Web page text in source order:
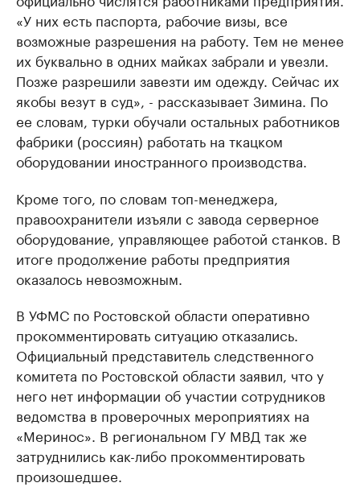
«У них есть паспорта, рабочие визы, все
возможные разрешения на работу. Тем не менее
их буквально в одних майках забрали и увезли.
Позже разрешили завезти им одежду. Сейчас их
якобы везут в суд», - рассказывает Зимина. По
ее словам, турки обучали остальных работников
фабрики (россиян) работать на ткацком
оборудовании иностранного производства.
Кроме того, по словам топ-менеджера,
правоохранители изъяли с завода серверное
оборудование, управляющее работой станков. В
итоге продолжение работы предприятия
оказалось невозможным.
В УФМС по Ростовской области оперативно
прокомментировать ситуацию отказались.
Официальный представитель следственного
комитета по Ростовской области заявил, что у
него нет информации об участии сотрудников
ведомства в проверочных мероприятиях на
«Меринос». В региональном ГУ МВД так же
затруднились как-либо прокомментировать
произошедшее.